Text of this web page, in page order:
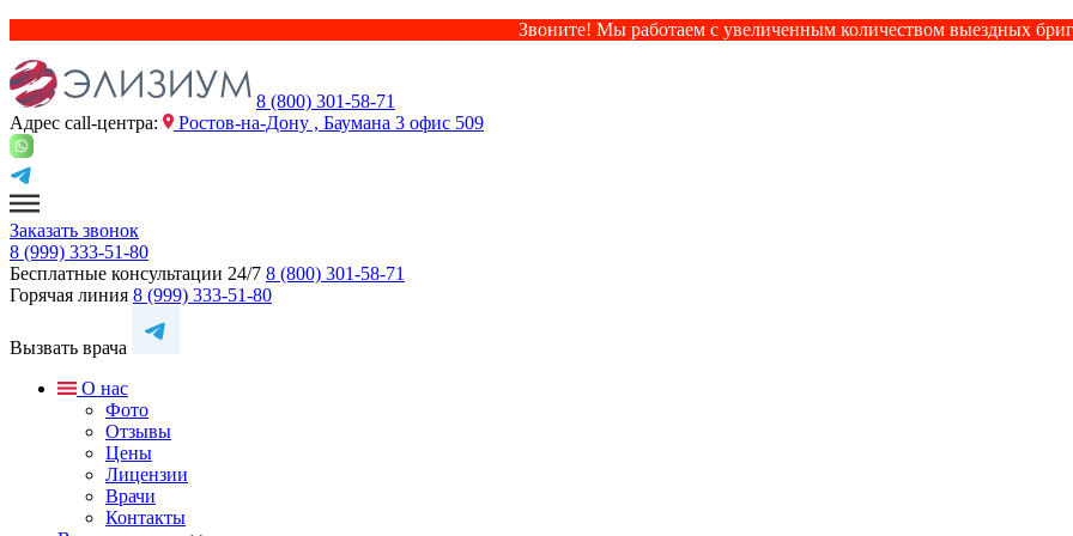
Звоните! Мы работаем с увеличенным количеством выездных
8 (800) 301-58-71
Адрес сall-центра:
Ростов-на-Дону , Баумана 3 офис 509
Заказать звонок
8 (999) 333-51-80
Бесплатные консультации 24/7 8 (800) 301-58-71
Горячая линия 8 (999) 333-51-80
Вызвать врача
О нас
Фото
Отзывы
Цены
Лицензии
Врачи
Контакты